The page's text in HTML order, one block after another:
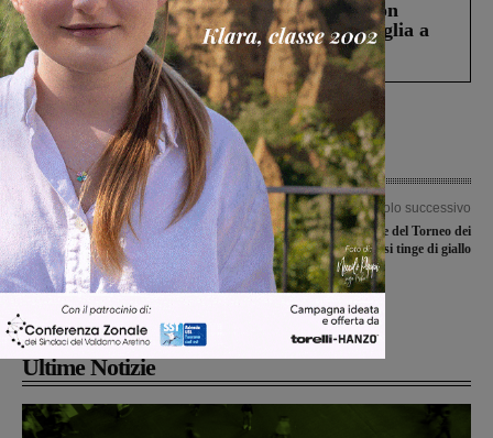
Scomparso da una struttura di Castiglion
Fiorentino l’uomo che aveva ucciso la figlia a
Levane nel 2020
Articolo precedente
Incisa, scuola dell’infanzia Sanvito,
temperature non sostenibili per
bambini e insegnanti.
L’Amministrazione: “Acquistati
condizionatori”
Articolo successivo
La quarta edizione del Torneo dei
rioni si tinge di giallo
Ultime Notizie